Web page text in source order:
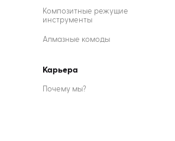
Композитные режущие
инструменты
Алмазные комоды
Карьера
Почему мы?